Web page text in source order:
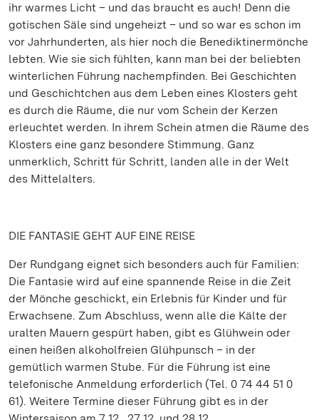
ihr warmes Licht – und das braucht es auch! Denn die
gotischen Säle sind ungeheizt – und so war es schon im
vor Jahrhunderten, als hier noch die Benediktinermönche
lebten. Wie sie sich fühlten, kann man bei der beliebten
winterlichen Führung nachempfinden. Bei Geschichten
und Geschichtchen aus dem Leben eines Klosters geht
es durch die Räume, die nur vom Schein der Kerzen
erleuchtet werden. In ihrem Schein atmen die Räume des
Klosters eine ganz besondere Stimmung. Ganz
unmerklich, Schritt für Schritt, landen alle in der Welt
des Mittelalters.
DIE FANTASIE GEHT AUF EINE REISE
Der Rundgang eignet sich besonders auch für Familien:
Die Fantasie wird auf eine spannende Reise in die Zeit
der Mönche geschickt, ein Erlebnis für Kinder und für
Erwachsene. Zum Abschluss, wenn alle die Kälte der
uralten Mauern gespürt haben, gibt es Glühwein oder
einen heißen alkoholfreien Glühpunsch – in der
gemütlich warmen Stube. Für die Führung ist eine
telefonische Anmeldung erforderlich (Tel. 0 74 44 51 0
61). Weitere Termine dieser Führung gibt es in der